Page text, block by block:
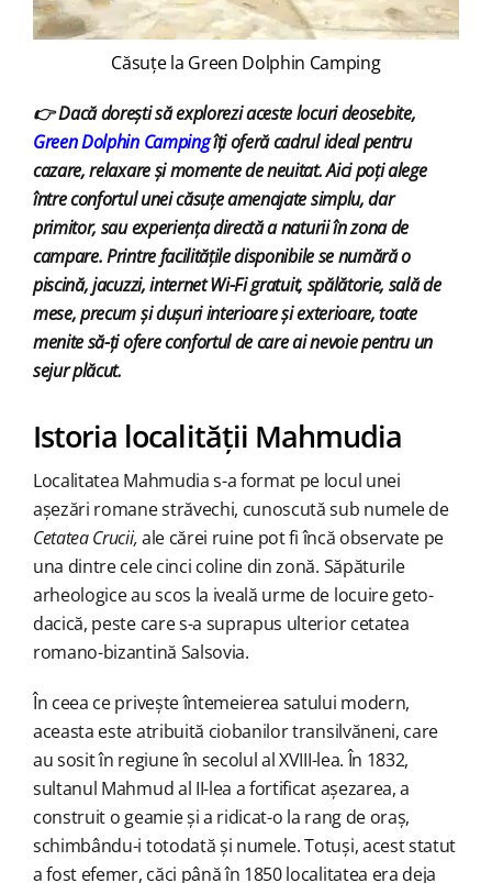
Căsuțe la Green Dolphin Camping
👉 Dacă dorești să explorezi aceste locuri deosebite,
Green Dolphin Campingîți oferă cadrul ideal pentru
cazare, relaxare și momente de neuitat. Aici poți alege
între confortul unei căsuțe amenajate simplu, dar
primitor, sau experiența directă a naturii în zona de
campare. Printre facilitățile disponibile se numără o
piscină, jacuzzi, internet Wi-Fi gratuit, spălătorie, sală de
mese, precum și dușuri interioare și exterioare, toate
menite să-ți ofere confortul de care ai nevoie pentru un
sejur plăcut.
Istoria localității Mahmudia
Localitatea Mahmudia s-a format pe locul unei
așezări romane străvechi, cunoscută sub numele de
Cetatea Crucii,ale cărei ruine pot fi încă observate pe
una dintre cele cinci coline din zonă. Săpăturile
arheologice au scos la iveală urme de locuire geto-
dacică, peste care s-a suprapus ulterior cetatea
romano-bizantină Salsovia.
În ceea ce privește întemeierea satului modern,
aceasta este atribuită ciobanilor transilvăneni, care
au sosit în regiune în secolul al XVIII-lea. În 1832,
sultanul Mahmud al II-lea a fortificat așezarea, a
construit o geamie și a ridicat-o la rang de oraș,
schimbându-i totodată și numele. Totuși, acest statut
a fost efemer, căci până în 1850 localitatea era deja